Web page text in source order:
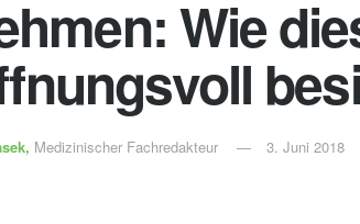
Wie
Medizinischer Fachredakteur 3. Juni 2018